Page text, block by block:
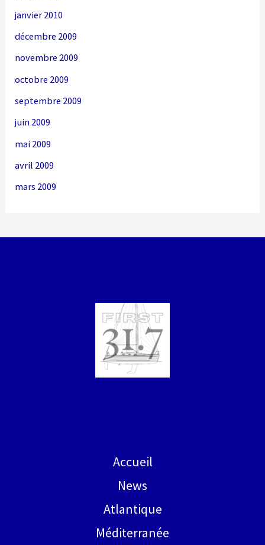
janvier 2010
décembre 2009
novembre 2009
octobre 2009
septembre 2009
juin 2009
mai 2009
avril 2009
mars 2009
Accueil
News
Atlantique
Méditerranée